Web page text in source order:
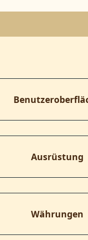
Ausrüstung
Währungen